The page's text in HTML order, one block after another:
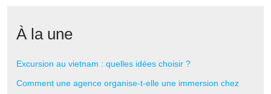
À la une
Excursion au vietnam : quelles idées choisir ?
Comment une agence organise-t-elle une immersion chez